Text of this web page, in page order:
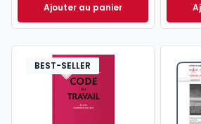
Ajouter au panierCode de procédure civile
BEST-SELLER